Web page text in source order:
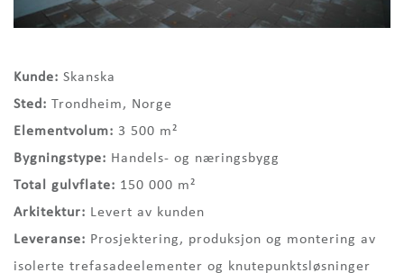
Kunde: Skanska
Sted: Trondheim, Norge
Elementvolum: 3 500 m²
Bygningstype: Handels- og næringsbygg
Total gulvflate: 150 000 m²
Arkitektur: Levert av kunden
Leveranse: Prosjektering, produksjon og montering av
isolerte trefasadeelementer og knutepunktsløsninger